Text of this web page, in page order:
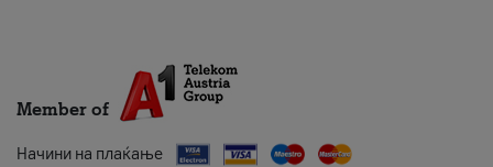
Member of
Начини на плаќање